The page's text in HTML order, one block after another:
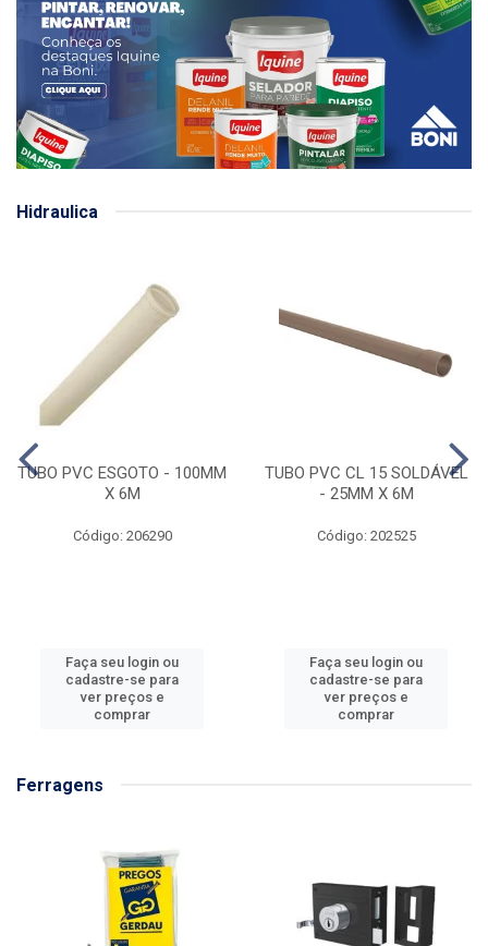
Hidraulica
TUBO PVC ESGOTO - 100MM
X 6M
Código: 206290
Faça seu login ou
cadastre-se para
ver preços e
comprar
TUBO PVC CL 15 SOLDÁVEL
- 25MM X 6M
Código: 202525
Faça seu login ou
cadastre-se para
ver preços e
comprar
Ferragens